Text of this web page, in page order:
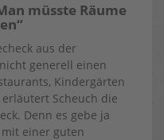
müsste Räume
aus der
generell einen
Kindergärten
Scheuch die
Denn es gebe ja
einer guten